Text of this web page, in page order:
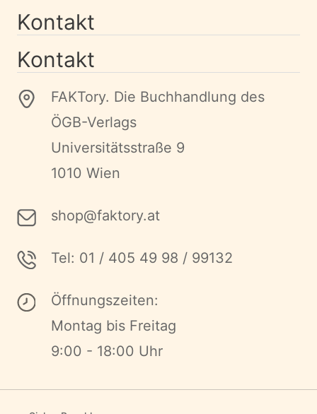
Kontakt
Kontakt
FAKTory. Die Buchhandlung des
ÖGB-Verlags
Universitätsstraße 9
1010 Wien
shop@faktory.at
Tel: 01 / 405 49 98 / 99132
Öffnungszeiten:
Montag bis Freitag
9:00 - 18:00 Uhr